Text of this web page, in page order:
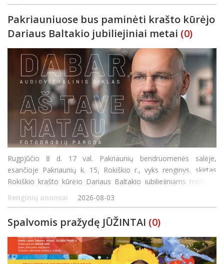
Pakriauniuose bus paminėti krašto kūrėjo
Dariaus Baltakio jubiliejiniai metai (0)
Rugpjūčio 8 d. 17 val. Pakriaunių bendruomenės salėje,
esančioje Pakriaunių k. 15, Rokiškio r., vyks renginys, skirtas
Rokiškio krašto kūrėjo Dariaus Baltakio jubiliejiniams metams
paminėti. Susirinkusieji galės išvysti audiovizualinio ciklo „Dabar“
fotodrobi
Renginių anonsai 2026-08-03
Spalvomis pražydę JŪŽINTAI (0)